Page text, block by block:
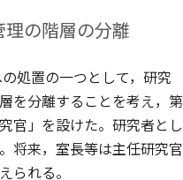
理の階層の分離
処置の一つとして，研究
を分離することを考え，第
官」を設けた。研究者とし
将来，室長等は主任研究官
られる。